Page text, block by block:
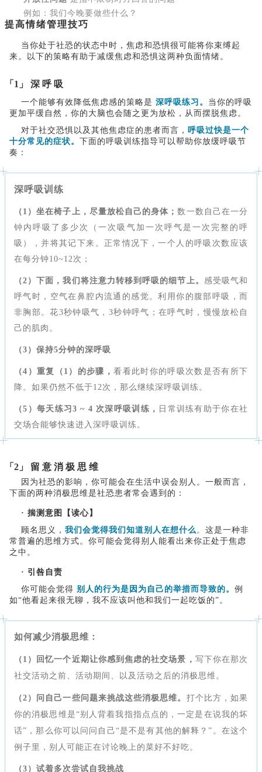
例如：我们今晚要做些什么？
提高情绪管理技巧
当你处于社恐的状态中时，焦虑和恐惧很可能将你束缚起
来。以下的策略有助于减缓焦虑和恐惧这两种负面情绪。
「1」 深 呼 吸
一个能够有效降低焦虑感的策略是 深呼吸练习。 当你的呼吸
更加平缓自然，你的大脑也会随之更为放松，从而摆脱焦虑。
对于社交恐惧以及其他焦虑症的患者而言， 呼吸过快是一个
十分常见的症状。 下面的呼吸训练指导可以帮助你放缓呼吸节
奏：
深呼吸训练
（1）坐在椅子上，尽量放松自己的身体；数一数自己在一分
钟内呼吸了多少次（一次吸气加一次呼气是一次完整的呼
吸），并将其记下来。正常情况下，一个人的呼吸次数应该
在每分钟10~12次；
（2）下面，我们将注意力转移到呼吸的细节上。 感受吸气和
呼气时，空气在鼻腔内流通的感觉。利用你的腹部呼吸，而
非胸部。花3秒钟吸气，3秒钟呼气；在呼气时，慢慢放松自
己的肌肉。
（3）保持5分钟的深呼吸
（4）重复（1）的步骤，看看此时你的呼吸次数是否有所下
降。如果仍然不低于12次，那么继续深呼吸训练。
（5）每天练习3 ~ 4 次深呼吸训练， 日常训练有助于你在社
交场合能够快速进入深呼吸训练。
「2」 留 意 消 极 思 维
因为社恐的影响，你可能会在生活中误会别人。一般而言，
下面的两种消极思维是社恐患者常会遇到的：
· 揣测意图【读心】
顾名思义， 我们会觉得我们知道别人在想什么 。 这是一种非
常普遍的思维方式。你可能会觉得别人能看出来你正处于焦虑
之中。
· 引咎自责
你可能会觉得 别人的行为是因为自己的举措而导致的。 例
如“他看起来很无聊，我不应该叫他和我们一起吃饭的”。
如何减少消极思维：
（1） 回忆一个近期让你感到焦虑的社交场景， 写下你在那次
社交活动之前、活动期间、以及活动之后的消极思维。
（2）问自己一些问题来挑战这些消极思维。 打个比方 ，如果
你的消极思维是“别人背着我指指点点的，一定是在说我的坏
话”，那么你可以问问自己“是不是有其他的解释？”。在这个
例子里，别人可能正在讨论晚上的菜好不好吃。
（3）试着多次尝试自我挑战